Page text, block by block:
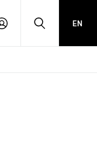
PŘIHLÁSITHLEDAT
EN